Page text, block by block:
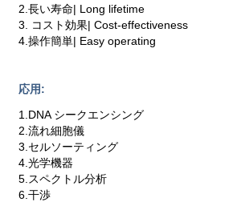
2.長い寿命| Long lifetime
3. コスト効果| Cost-effectiveness
4.操作簡単| Easy operating
応用:
1.DNA シークエンシング
2.流れ細胞儀
3.セルソーティング
4.光学機器
5.スペクトル分析
6.干渉